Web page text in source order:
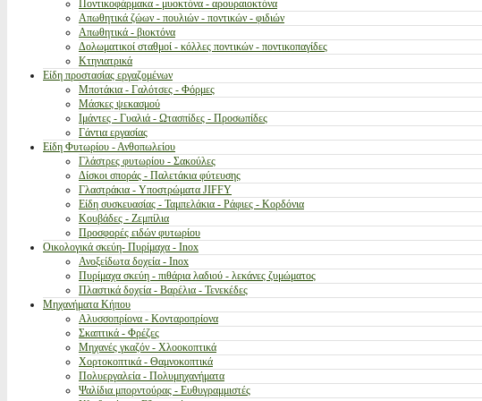
Ποντικοφάρμακα - μυοκτόνα - αρουραιοκτόνα
Απωθητικά ζώων - πουλιών - ποντικών - φιδιών
Απωθητικά - βιοκτόνα
Δολωματικοί σταθμοί - κόλλες ποντικών - ποντικοπαγίδες
Κτηνιατρικά
Είδη προστασίας εργαζομένων
Μποτάκια - Γαλότσες - Φόρμες
Μάσκες ψεκασμού
Ιμάντες - Γυαλιά - Ωτασπίδες - Προσωπίδες
Γάντια εργασίας
Είδη Φυτωρίου - Ανθοπωλείου
Γλάστρες φυτωρίου - Σακούλες
Δίσκοι σποράς - Παλετάκια φύτευσης
Γλαστράκια - Υποστρώματα JIFFY
Είδη συσκευασίας - Ταμπελάκια - Ράφιες - Κορδόνια
Κουβάδες - Ζεμπίλια
Προσφορές ειδών φυτωρίου
Οικολογικά σκεύη- Πυρίμαχα - Inox
Ανοξείδωτα δοχεία - Inox
Πυρίμαχα σκεύη - πιθάρια λαδιού - λεκάνες ζυμώματος
Πλαστικά δοχεία - Βαρέλια - Τενεκέδες
Μηχανήματα Κήπου
Αλυσσοπρίονα - Κονταροπρίονα
Σκαπτικά - Φρέζες
Μηχανές γκαζόν - Χλοοκοπτικά
Χορτοκοπτικά - Θαμνοκοπτικά
Πολυεργαλεία - Πολυμηχανήματα
Ψαλίδια μπορντούρας - Ευθυγραμμιστές